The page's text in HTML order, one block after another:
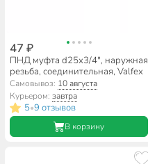
47 ₽
ПНД муфта d25х3/4", наружная
резьба, соединительная, Valfex
Самовывоз: 10 августа
Курьером:завтра
5•9 отзывов
В корзину